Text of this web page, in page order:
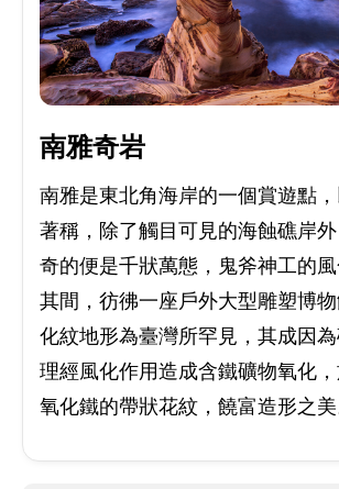
南雅奇岩
南雅是東北角海岸的一個賞遊點
著稱，除了觸目可見的海蝕礁岸
奇的便是千狀萬態，鬼斧神工的
其間，彷彿一座戶外大型雕塑博
化紋地形為臺灣所罕見，其成因
理經風化作用造成含鐵礦物氧化
氧化鐵的帶狀花紋，饒富造形之美